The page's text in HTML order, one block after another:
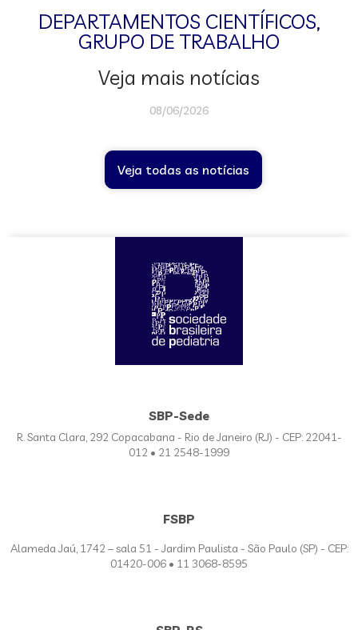
DEPARTAMENTOS CIENTÍFICOS,
GRUPO DE TRABALHO
Veja mais notícias
08/06/2026
Veja todas as notícias
SBP-Sede
R. Santa Clara, 292 Copacabana - Rio de Janeiro (RJ) - CEP: 22041-
012 • 21 2548-1999
FSBP
Alameda Jaú, 1742 – sala 51 - Jardim Paulista - São Paulo (SP) - CEP:
01420-006 • 11 3068-8595